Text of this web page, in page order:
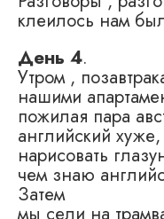
клеилось нам
День 4.
Утром ,
нашими
пожилая пара
английский
нарисовать
чем знаю
Затем